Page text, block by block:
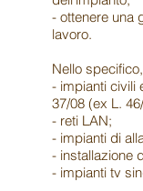
- ottenere una
lavoro.
Nello
- impianti civili
37/08 (ex L.
- reti LAN;
- impianti di
- installazione
- impianti tv